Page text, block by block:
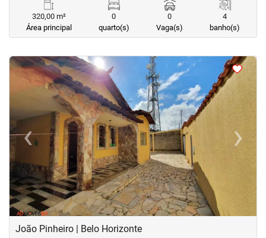
320,00 m²
Área principal
0
quarto(s)
0
Vaga(s)
4
banho(s)
<<<<
‹Previous ›Next
João Pinheiro | Belo Horizonte